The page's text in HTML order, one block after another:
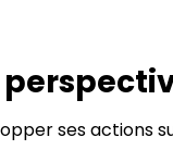
ses